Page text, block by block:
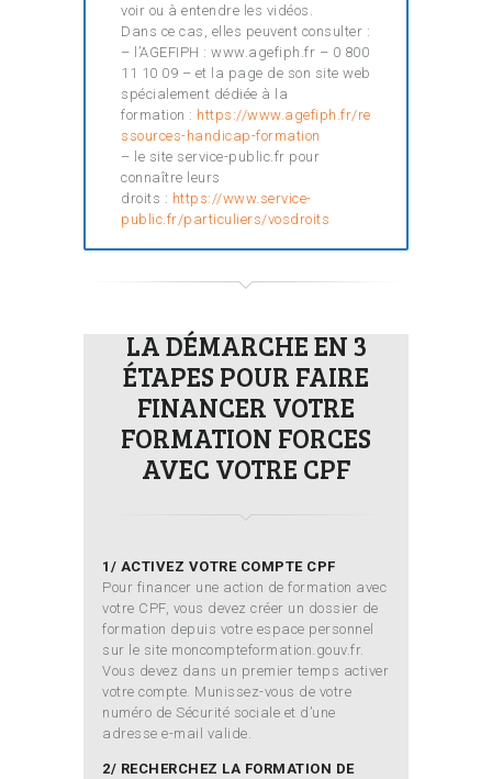
voir ou à entendre les vidéos.
Dans ce cas, elles peuvent consulter :
– l’AGEFIPH : www.agefiph.fr – 0 800
11 10 09 – et la page de son site web
spécialement dédiée à la
formation : https://www.agefiph.fr/re
ssources-handicap-formation
– le site service-public.fr pour
connaître leurs
droits : https://www.service-
public.fr/particuliers/vosdroits
LA DÉMARCHE EN 3
ÉTAPES POUR FAIRE
FINANCER VOTRE
FORMATION FORCES
AVEC VOTRE CPF
1/ ACTIVEZ VOTRE COMPTE CPF
Pour financer une action de formation avec
votre CPF, vous devez créer un dossier de
formation depuis votre espace personnel
sur le site moncompteformation.gouv.fr.
Vous devez dans un premier temps activer
votre compte. Munissez-vous de votre
numéro de Sécurité sociale et d’une
adresse e-mail valide.
2/ RECHERCHEZ LA FORMATION DE